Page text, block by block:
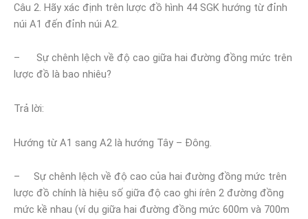
Câu 2. Hãy xác định trên lược đồ hình 44 SGK hướng từ đỉnh
núi A1 đến đỉnh núi A2.
– Sự chênh lệch về độ cao giữa hai đường đồng mức trên
lược đồ là bao nhiêu?
Trả lời:
Hướng từ A1 sang A2 là hướng Tây – Đông.
– Sự chênh lệch về độ cao của hai đường đồng mức trên
lược đồ chính là hiệu số giữa độ cao ghi írên 2 đường đồng
mức kề nhau (ví dụ giữa hai đường đồng mức 600m và 700m